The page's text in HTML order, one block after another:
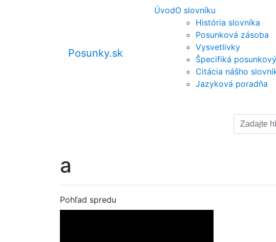
Posunky.sk
ÚvodO slovníku
História slovníka
Posunková zásoba
Vysvetlivky
Špecifiká
Citácia nášho
Jazyková poradňa
a
Pohľad spredu